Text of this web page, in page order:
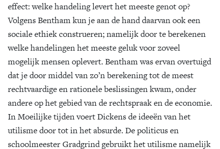
effect: welke handeling levert het meeste genot op?
Volgens Bentham kun je aan de hand daarvan ook een
sociale ethiek construeren; namelijk door te berekenen
welke handelingen het meeste geluk voor zoveel
mogelijk mensen oplevert. Bentham was ervan overtuigd
dat je door middel van zo’n berekening tot de meest
rechtvaardige en rationele beslissingen kwam, onder
andere op het gebied van de rechtspraak en de economie.
In Moeilijke tijden voert Dickens de ideeën van het
utilisme door tot in het absurde. De politicus en
schoolmeester Gradgrind gebruikt het utilisme namelijk